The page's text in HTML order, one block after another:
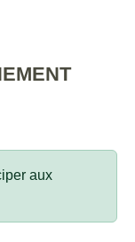
aux